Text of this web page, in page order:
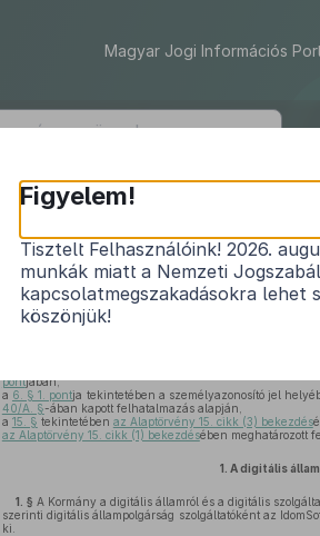
Magyar Jogi Információs
320/
a digitális állam
pontjában,
a 6. § 1. pontja tekintetében a személyazonosító jel
40/A. §-ában kapott felhatalmazás alapján,
a 15. § tekintetében az Alaptörvény 15. cikk (3) bekezdés
az Alaptörvény 15. cikk (1) bekezdésében meghatározott
1. A digitális
1. § A Kormány a digitális államról és a digitális
szerinti digitális állampolgárság szolgáltatóként az
ki.
Figyelem!
Tisztelt Felhasználóink! 2026.
munkák miatt a Nemzeti
kapcsolatmegszakadásokra lehet
köszönjük!